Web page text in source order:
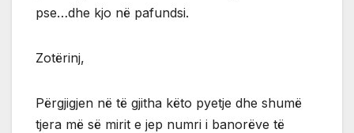
pse…dhe kjo në pafundsi.
Zotërinj,
Përgjigjen në të gjitha këto pyetje dhe shumë
tjera më së mirit e jep numri i banorëve të